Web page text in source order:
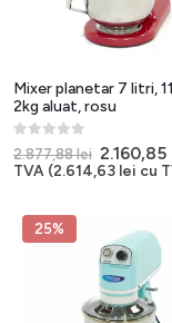
Mixer planetar 7 litri,
2kg aluat, rosu
0 out of 5
2.877,88lei Prețul
inițial
2.160,85
TVA (2.614,63 lei cu
25%